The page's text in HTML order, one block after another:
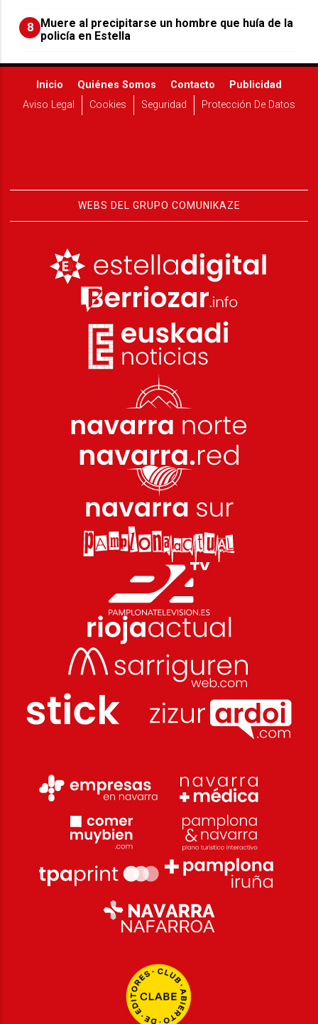
8 Muere al precipitarse un hombre que huía de la
policía en Estella
Inicio Quiénes Somos Contacto
Publicidad
Aviso Legal
Cookies Seguridad Protección De Datos
WEBS DEL GRUPO COMUNIKAZE